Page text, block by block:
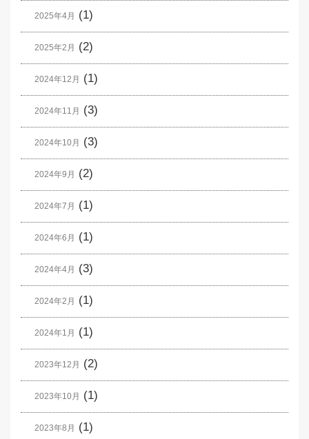
2025年4月 (1)
2025年2月 (2)
2024年12月 (1)
2024年11月 (3)
2024年10月 (3)
2024年9月 (2)
2024年7月 (1)
2024年6月 (1)
2024年4月 (3)
2024年2月 (1)
2024年1月 (1)
2023年12月 (2)
2023年10月 (1)
2023年8月 (1)